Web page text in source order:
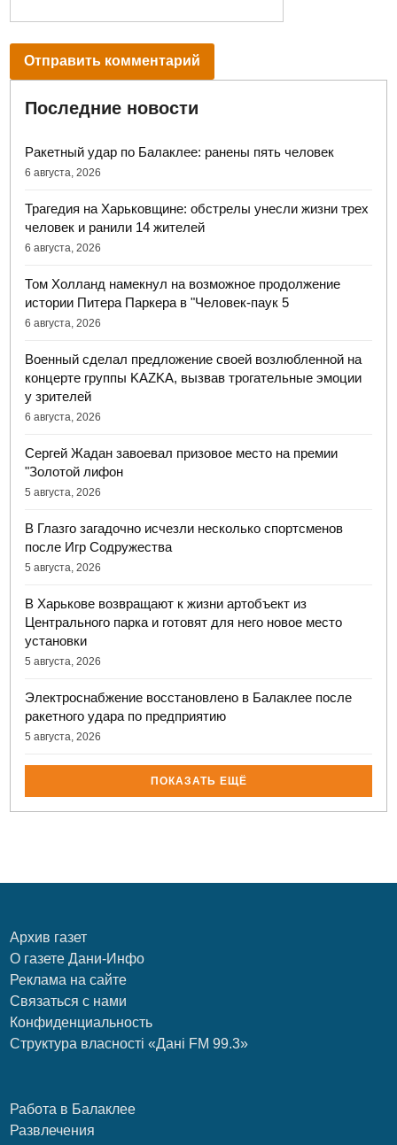
Последние новости
Ракетный удар по Балаклее: ранены пять человек
6 августа, 2026
Трагедия на Харьковщине: обстрелы унесли жизни трех
человек и ранили 14 жителей
6 августа, 2026
Том Холланд намекнул на возможное продолжение
истории Питера Паркера в "Человек-паук 5
6 августа, 2026
Военный сделал предложение своей возлюбленной на
концерте группы KAZKA, вызвав трогательные эмоции
у зрителей
6 августа, 2026
Сергей Жадан завоевал призовое место на премии
"Золотой лифон
5 августа, 2026
В Глазго загадочно исчезли несколько спортсменов
после Игр Содружества
5 августа, 2026
В Харькове возвращают к жизни артобъект из
Центрального парка и готовят для него новое место
установки
5 августа, 2026
Электроснабжение восстановлено в Балаклее после
ракетного удара по предприятию
5 августа, 2026
ПОКАЗАТЬ ЕЩЁ
Архив газет
О газете Дани-Инфо
Реклама на сайте
Связаться с нами
Конфиденциальность
Структура власності «Дані FM 99.3»
Работа в Балаклее
Развлечения